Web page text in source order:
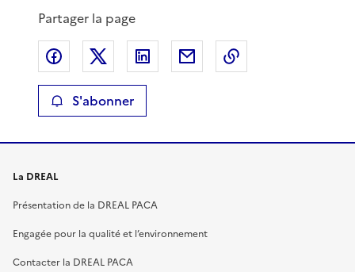
Partager la page
Partager sur Facebook
Partager sur XPartager sur LinkedIn
Partager par email
S'abonner
La DREAL
Présentation de la DREAL PACA
Engagée pour la qualité et l’environnement
Contacter la DREAL PACA